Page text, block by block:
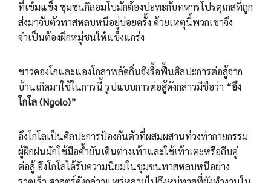
ที่เข้มแข็ง ชุมชนกิลอมโบมักต้องปะทะกับทหารโปรตุเกสที่ถูก
ส่งมาจับตัวทาสหลบหนีอยู่บ่อยครั้ง ด้วยเหตุนี้พวกเขาจึง
จำเป็นต้องฝึกหมู่ชนให้แข็งแกร่ง
ชาวคองโกและแองโกลาพลัดถิ่นจึงรื้อฟื้นศิลปะการต่อสู้จาก
บ้านเกิดมาใช้ในการนี้ รูปแบบการต่อสู้ดังกล่าวมีชื่อว่า “อึง
โกโล (Ngolo)”
อึงโกโลเป็นศิลปะการป้องกันตัวที่ผสมผสานท่วงท่ากายกรรม
ผู้ฝึกฝนมักใช้มือค้ำยันเดินต่างเท้าและใช้เท้าเตะหรือถีบคู่
ต่อสู้ อึงโกโลได้รับความนิยมในชุมชนทาสหลบหนีอย่าง